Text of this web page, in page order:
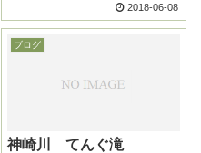
間、ありがとう！ そして、いつ
か夢の内容を書く勇気を持ちた
いぞ。
2018-06-08
ブログ
神崎川 てんぐ滝